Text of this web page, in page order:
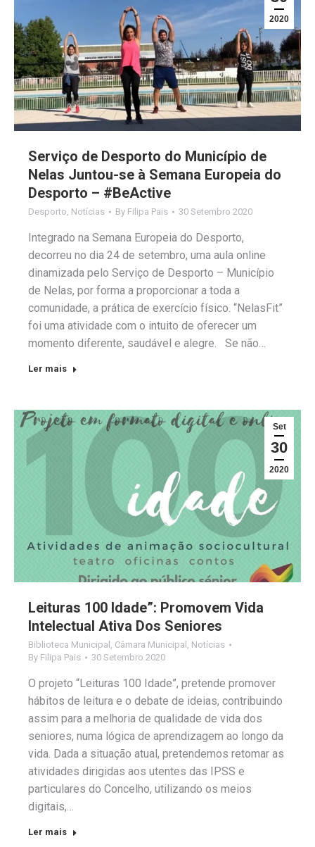
2020
Serviço de Desporto do Município de
Nelas Juntou-se à Semana Europeia do
Desporto – #BeActive
Desporto, Notícias By Filipa Pais 30 Setembro 2020
Integrado na Semana Europeia do Desporto,
decorreu no dia 24 de setembro, uma aula online
dinamizada pelo Serviço de Desporto – Município
de Nelas, por forma a proporcionar a toda a
comunidade, a prática de exercício físico. “NelasFit”
foi uma atividade com o intuito de oferecer um
momento diferente, saudável e alegre. Se não…
Ler mais
Set
30
2020
Leituras 100 Idade”: Promovem Vida
Intelectual Ativa Dos Seniores
Biblioteca Municipal Câmara Municipal Notícias
By Filipa Pais 30 Setembro 2020
O projeto “Leituras 100 Idade”, pretende promover
hábitos de leitura e o debate de ideias, contribuindo
assim para a melhoria de qualidade de vida dos
seniores, numa lógica de aprendizagem ao longo da
vida. Dada a situação atual, pretendemos retomar as
atividades dirigidas aos utentes das IPSS e
particulares do Concelho, utilizando os meios
digitais,…
Ler mais